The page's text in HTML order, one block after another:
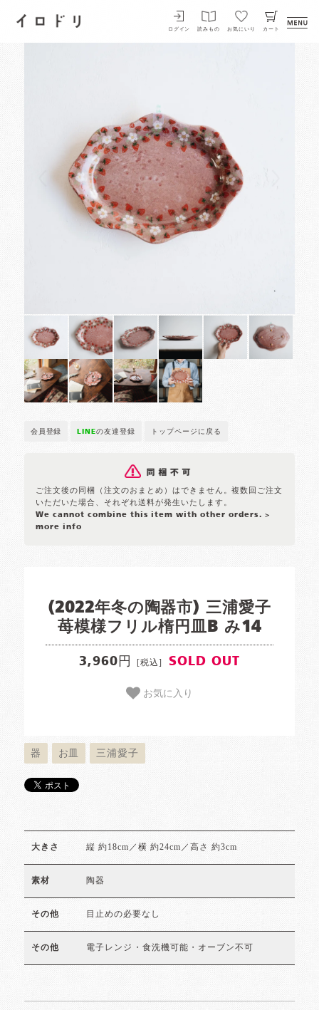
イロドリ
ログイン 読みもの お気にいり カート
会員登録 LINEの友達登録 トップページに戻る
ご注文後の同梱（注文のおまとめ）はできません。複数回ご注文
いただいた場合、それぞれ送料が発生いたします。
We cannot combine this item with other orders. >
more info
(2022年冬の陶器市) 三浦愛子
苺模様フリル楕円皿B み14
3,960円 [税込] SOLD OUT
お気に入り
器 お皿 三浦愛子
大きさ 縦 約18cm／横 約24cm／高さ 約3cm
素材 陶器
その他 目止めの必要なし
その他 電子レンジ・食洗機可能・オーブン不可